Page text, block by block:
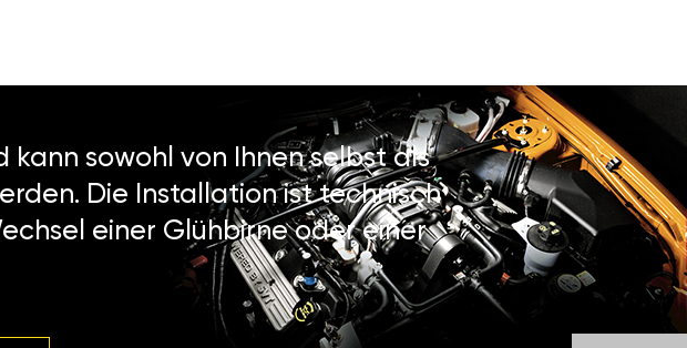
kann sowohl von Ihnen selbst als
Die Installation ist technisch
einer Glühbirne oder einer